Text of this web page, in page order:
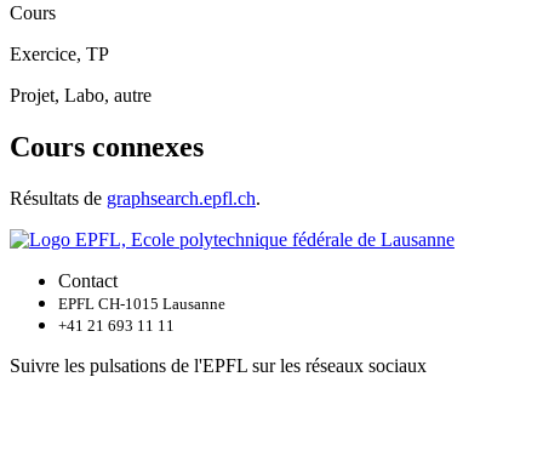
Cours
Exercice, TP
Projet, Labo, autre
Cours connexes
Résultats de graphsearch.epfl.ch.
Contact
EPFL CH-1015 Lausanne
+41 21 693 11 11
Suivre les pulsations de l'EPFL sur les réseaux sociaux